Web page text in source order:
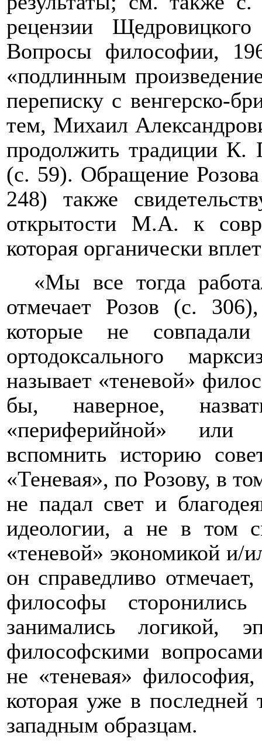
рецензии
Вопросы философии,
«подлинным
переписку с венгерско-
тем, Михаил
продолжить традиции К.
(с. 59). Обращение
248) также
открытости М.А. к
которая органически
«Мы все тогда
отмечает Розов (с.
которые не
ортодоксального
называет «теневой»
бы, наверное,
«периферийной» или
вспомнить историю
«Теневая», по Розову, в
не падал свет и
идеологии, а не в том
«теневой» экономикой и/
он справедливо
философы
занимались логикой,
философскими
не «теневая»
которая уже в
западным образцам.